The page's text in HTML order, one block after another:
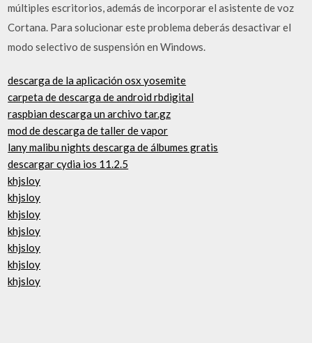
múltiples escritorios, además de incorporar el asistente de voz
Cortana. Para solucionar este problema deberás desactivar el
modo selectivo de suspensión en Windows.
descarga de la aplicación osx yosemite
carpeta de descarga de android rbdigital
raspbian descarga un archivo tar.gz
mod de descarga de taller de vapor
lany malibu nights descarga de álbumes gratis
descargar cydia ios 11.2.5
khjsloy
khjsloy
khjsloy
khjsloy
khjsloy
khjsloy
khjsloy